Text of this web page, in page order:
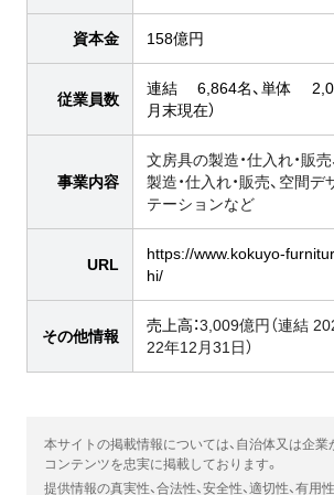
資本金 158億円
従業員数
連結 6,864名、単体
月末現在）
事業内容
文房具の製造・仕入れ・販
製造・仕入れ・販売、空間
テーションなど
URL
https://www.kokuyo-
hi/
その他情報
売上高：3,009億円（連結
22年12月31日）
本サイトの掲載情報については、自治体又は企
コンテンツを忠実に掲載しております。
提供情報の真実性、合法性、安全性、適切性、有用